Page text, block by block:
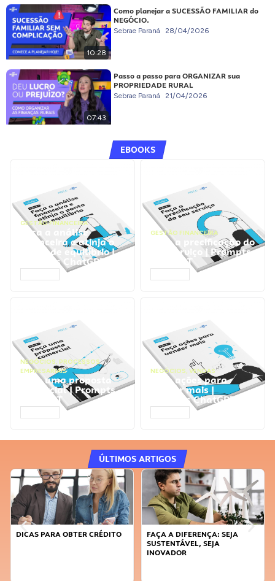
10:28
Como planejar a SUCESSÃO FAMILIAR do
NEGÓCIO.
Sebrae Paraná 28/04/2026
07:43
Passo a passo para ORGANIZAR sua
PROPRIEDADE RURAL
Sebrae Paraná 21/04/2026
EBOOKS
GESTÃO FINANCEIRA
Faça a análise
financeira e atinja o
ponto de equilíbrio |
Prompts ChatGPT
GESTÃO FINANCEIRA
Faça a precificação do
seu serviço | Prompts
ChatGPT
NEGÓCIOS, PROCESSOS
EMPRESARIAIS
Faça uma proposta
comercial | Prompts
ChatGPT
NEGÓCIOS, VENDAS
Faça ações para
vender mais |
Prompts ChatGPT
ÚLTIMOS ARTIGOS
DICAS PARA OBTER CRÉDITO
FAÇA A DIFERENÇA: SEJA
SUSTENTÁVEL, SEJA
INOVADOR